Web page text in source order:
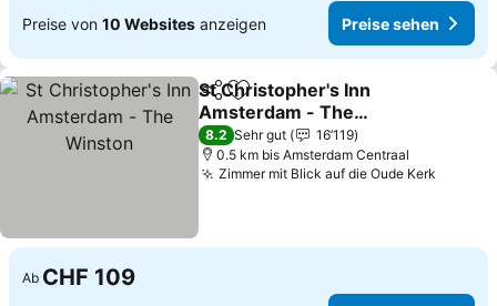
Preise von 10 Websites anzeigen Preise sehen
TeilenZu Favoriten hinzufügen
St Christopher's Inn
Amsterdam - The
Winston
Preise sehen
8.2 Sehr gut
16’119
0.5 km bis Amsterdam Centraal
Zimmer mit Blick auf die Oude Kerk
Ab CHF 109